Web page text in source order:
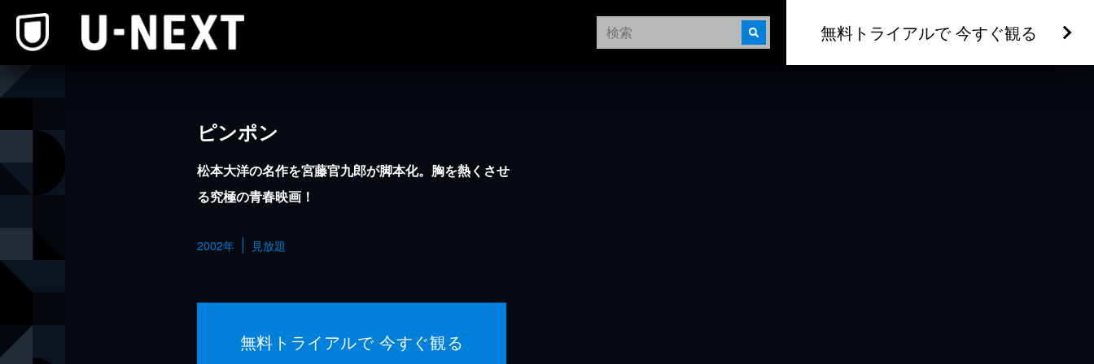
無料トライアルで 今すぐ観る
ピンポン
松本大洋の名作を宮藤官九郎が脚本化。胸を熱くさせ
る究極の青春映画！
2002年 見放題
無料トライアルで 今すぐ観る